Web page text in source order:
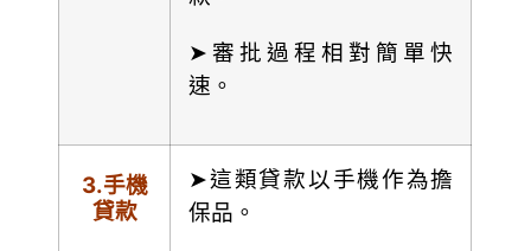
➤審批過程相對簡單快
速。
3.手機
貸款
➤這類貸款以手機作為擔
保品。